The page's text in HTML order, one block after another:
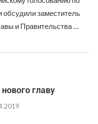
обсудили заместитель
и Правительства …
главу